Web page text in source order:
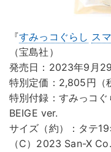
『すみっコぐらし ス
（宝島社）
発売日：2023年9月29
特別定価：2,805円（
特別付録：すみっコ
BEIGE ver.
サイズ（約）：タテ
（C）2023 San-X